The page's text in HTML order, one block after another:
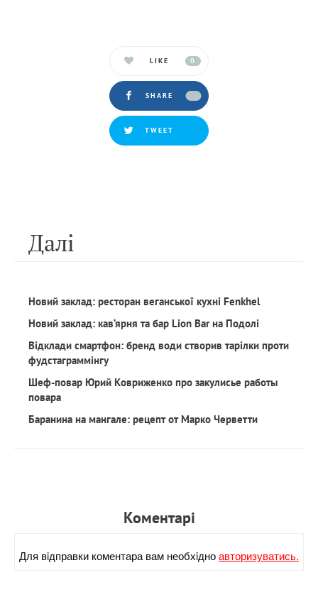
LIKE 0
SHARE
TWEET
Далi
Новий заклад: ресторан веганської кухні Fenkhel
Новий заклад: кав‘ярня та бар Lion Bar на Подолі
Відклади смартфон: бренд води створив тарілки проти
фудстаграммінгу
Шеф-повар Юрий Ковриженко про закулисье работы
повара
Баранина на мангале: рецепт от Марко Черветти
Коментарi
Для вiдправки коментара вам необхiдноавторизуватись.